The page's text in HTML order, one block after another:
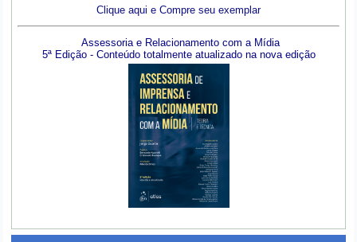
Clique aqui e Compre seu exemplar
Assessoria e Relacionamento com a Mídia
5ª Edição - Conteúdo totalmente atualizado na nova edição